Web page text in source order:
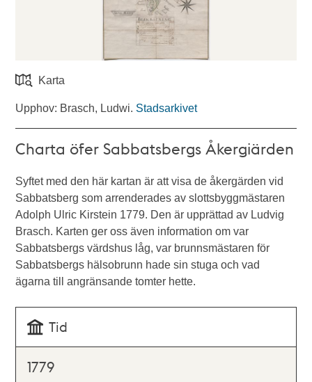
Karta
Upphov: Brasch, Ludwi. Stadsarkivet
Charta öfer Sabbatsbergs Åkergiärden
Syftet med den här kartan är att visa de åkergärden vid
Sabbatsberg som arrenderades av slottsbyggmästaren
Adolph Ulric Kirstein 1779. Den är upprättad av Ludvig
Brasch. Karten ger oss även information om var
Sabbatsbergs värdshus låg, var brunnsmästaren för
Sabbatsbergs hälsobrunn hade sin stuga och vad
ägarna till angränsande tomter hette.
Tid
1779